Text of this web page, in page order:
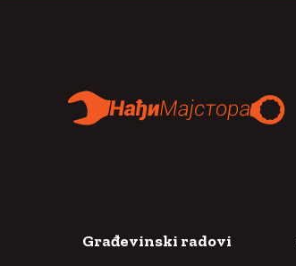
Građevinski radovi